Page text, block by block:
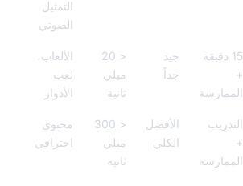
جيد
ميلي
الألعاب،
لعب
الأدوار
الأفضل
< 300
ميلي
محتوى
احترافي